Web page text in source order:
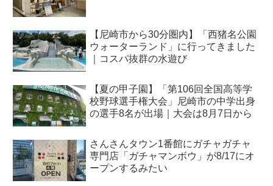
【尼崎市から30分圏内】「西猪名公園
ウォーターランド」に行ってきました
｜コスパ抜群の水遊び
【夏の甲子園】「第106回全国高等学
校野球選手権大会」尼崎市の中学出身
の選手8名が出場｜大会は8月7日から
さんさんタウン1番館にガチャガチャ
専門店「ガチャマンボウ」が8/17にオ
ープンするみたい